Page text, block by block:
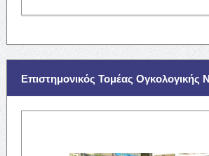
Επιστημονικός Τομέας Ογκολογικής